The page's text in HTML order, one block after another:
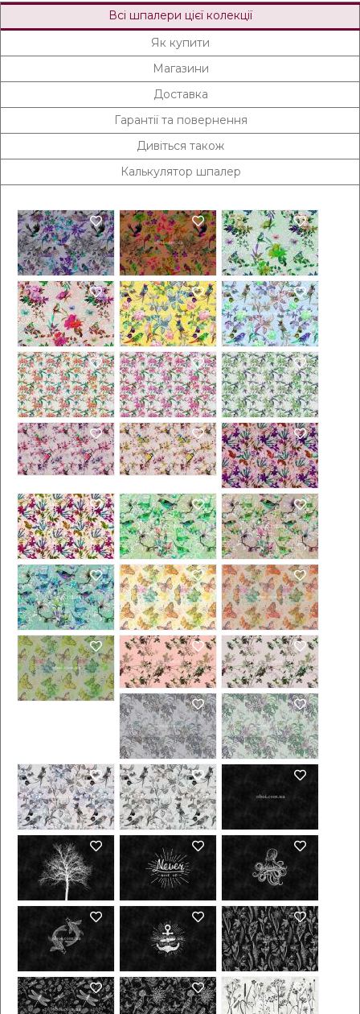
Всі шпалери цієї колекції
Як купити
Магазини
Доставка
Гарантії та повернення
Дивіться також
Калькулятор шпалер